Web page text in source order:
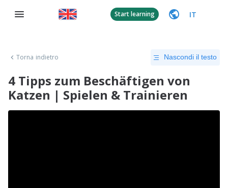
Start learning IT
Torna indietro Nascondi il testo
4 Tipps zum Beschäftigen von
Katzen | Spielen & Trainieren